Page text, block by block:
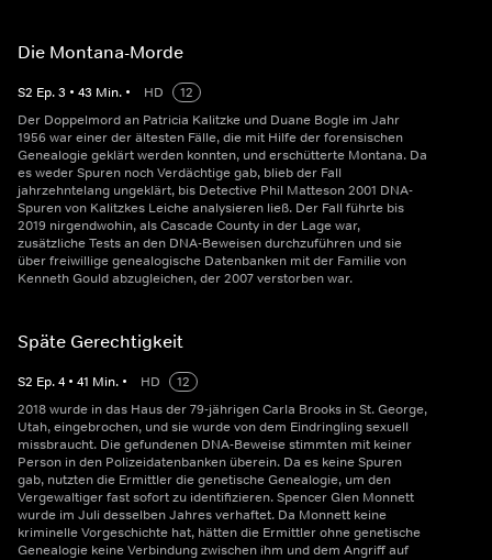
Die Montana-Morde
S2 Ep.3 • 43 Min. • HD
12
Der Doppelmord an Patricia Kalitzke und Duane Bogle im Jahr
1956 war einer der ältesten Fälle, die mit Hilfe der forensischen
Genealogie geklärt werden konnten, und erschütterte Montana. Da
es weder Spuren noch Verdächtige gab, blieb der Fall
jahrzehntelang ungeklärt, bis Detective Phil Matteson 2001 DNA-
Spuren von Kalitzkes Leiche analysieren ließ. Der Fall führte bis
2019 nirgendwohin, als Cascade County in der Lage war,
zusätzliche Tests an den DNA-Beweisen durchzuführen und sie
über freiwillige genealogische Datenbanken mit der Familie von
Kenneth Gould abzugleichen, der 2007 verstorben war.
Späte Gerechtigkeit
S2 Ep.4 • 41 Min. • HD
12
2018 wurde in das Haus der 79-jährigen Carla Brooks in St. George,
Utah, eingebrochen, und sie wurde von dem Eindringling sexuell
missbraucht. Die gefundenen DNA-Beweise stimmten mit keiner
Person in den Polizeidatenbanken überein. Da es keine Spuren
gab, nutzten die Ermittler die genetische Genealogie, um den
Vergewaltiger fast sofort zu identifizieren. Spencer Glen Monnett
wurde im Juli desselben Jahres verhaftet. Da Monnett keine
kriminelle Vorgeschichte hat, hätten die Ermittler ohne genetische
Genealogie keine Verbindung zwischen ihm und dem Angriff auf